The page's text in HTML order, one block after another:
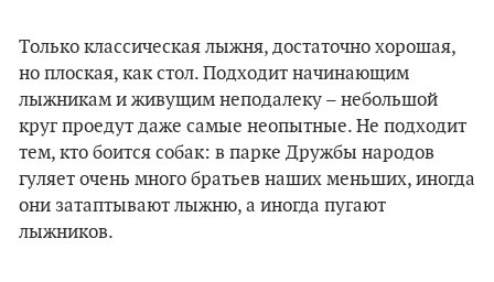
Только классическая лыжня, достаточно хорошая,
но плоская, как стол. Подходит начинающим
лыжникам и живущим неподалеку – небольшой
круг проедут даже самые неопытные. Не подходит
тем, кто боится собак: в парке Дружбы народов
гуляет очень много братьев наших меньших, иногда
они затаптывают лыжню, а иногда пугают
лыжников.